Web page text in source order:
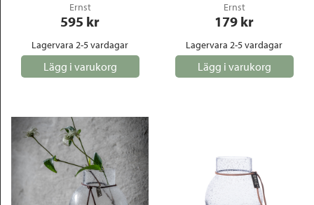
Ernst
595 kr
Lagervara 2-5 vardagar
Lägg i varukorg
Ernst
179 kr
Lagervara 2-5 vardagar
Lägg i varukorg